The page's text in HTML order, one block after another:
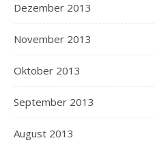
Dezember 2013
November 2013
Oktober 2013
September 2013
August 2013